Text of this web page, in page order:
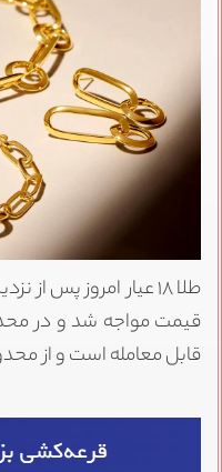
طلا ۱۸ عیار امروز پس
قابل معامله است و از محدوده ۷.۵ میلیون عقب